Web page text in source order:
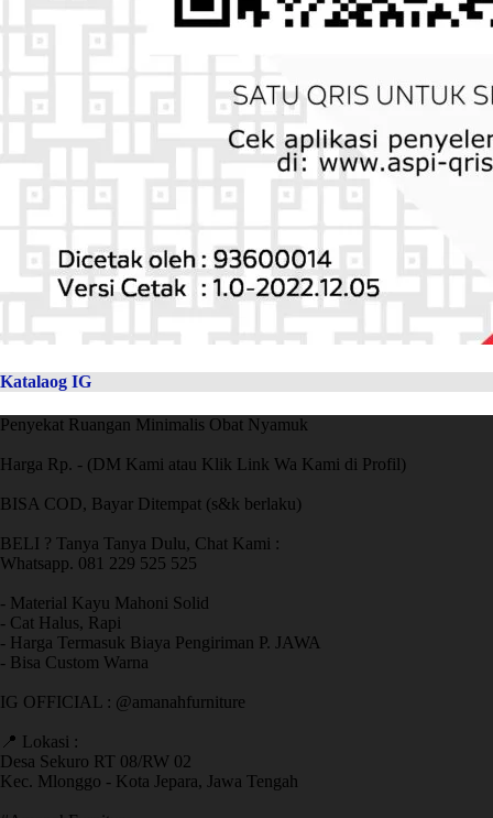
Katalaog IG
Penyekat Ruangan Minimalis Obat Nyamuk
Harga Rp. - (DM Kami atau Klik Link Wa Kami di Profil)
BISA COD, Bayar Ditempat (s&k berlaku)
BELI ? Tanya Tanya Dulu, Chat Kami :
Whatsapp. 081 229 525 525
- Material Kayu Mahoni Solid
- Cat Halus, Rapi
- Harga Termasuk Biaya Pengiriman P. JAWA
- Bisa Custom Warna
IG OFFICIAL : @amanahfurniture
📍 Lokasi :
Desa Sekuro RT 08/RW 02
Kec. Mlonggo - Kota Jepara, Jawa Tengah